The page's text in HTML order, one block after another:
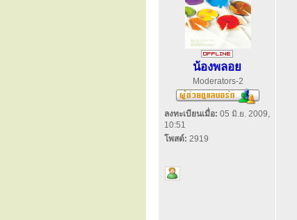
น้องพลอย
Moderators-2
ลงทะเบียนเมื่อ: 05 มิ.ย. 2009,
10:51
โพสต์: 2919